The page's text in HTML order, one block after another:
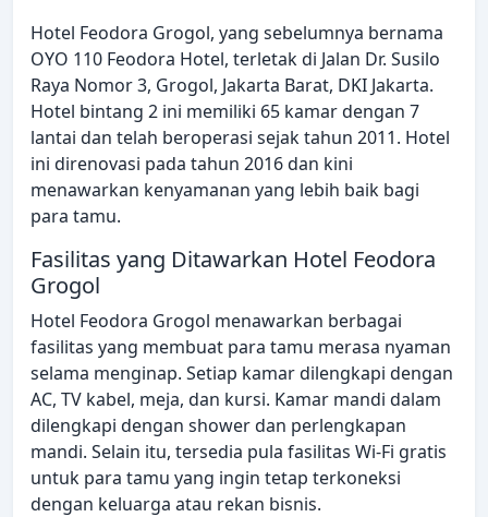
Hotel Feodora Grogol, yang sebelumnya bernama
OYO 110 Feodora Hotel, terletak di Jalan Dr. Susilo
Raya Nomor 3, Grogol, Jakarta Barat, DKI Jakarta.
Hotel bintang 2 ini memiliki 65 kamar dengan 7
lantai dan telah beroperasi sejak tahun 2011. Hotel
ini direnovasi pada tahun 2016 dan kini
menawarkan kenyamanan yang lebih baik bagi
para tamu.
Fasilitas yang Ditawarkan Hotel Feodora
Grogol
Hotel Feodora Grogol menawarkan berbagai
fasilitas yang membuat para tamu merasa nyaman
selama menginap. Setiap kamar dilengkapi dengan
AC, TV kabel, meja, dan kursi. Kamar mandi dalam
dilengkapi dengan shower dan perlengkapan
mandi. Selain itu, tersedia pula fasilitas Wi-Fi gratis
untuk para tamu yang ingin tetap terkoneksi
dengan keluarga atau rekan bisnis.